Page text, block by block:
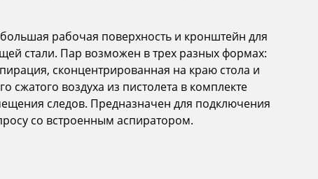
рабочая поверхность и кронштейн для
стали. Пар возможен в трех разных формах:
сконцентрированная на краю стола и
сжатого воздуха из пистолета в комплекте
следов. Предназначен для подключения
со встроенным аспиратором.